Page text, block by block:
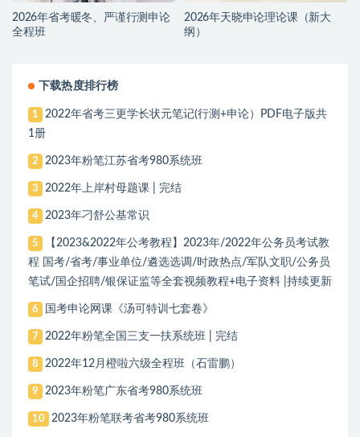
2026年省考暖冬、严谨行测申论
全程班
2026年天晓申论理论课（新大
纲）
下载热度排行榜
1
2022年省考三更学长状元笔记(行测+申论）PDF电子版共
1册
2 2023年粉笔江苏省考980系统班
3 2022年上岸村母题课 | 完结
4 2023年刁舒公基常识
5
【2023&2022年公考教程】2023年/2022年公务员考试教
程 国考/省考/事业单位/遴选选调/时政热点/军队文职/公务员
笔试/国企招聘/银保证监等全套视频教程+电子资料 |持续更新
6 国考申论网课《汤可特训七套卷》
7 2022年粉笔全国三支一扶系统班 | 完结
8 2022年12月橙啦六级全程班（石雷鹏）
9 2023年粉笔广东省考980系统班
10 2023年粉笔联考省考980系统班